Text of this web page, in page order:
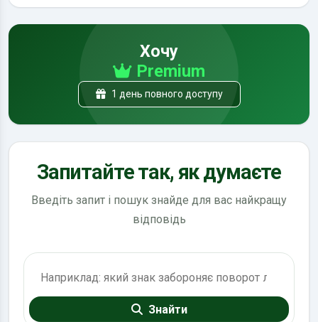
Хочу
Premium
1 день повного доступу
Запитайте так, як думаєте
Введіть запит і пошук знайде для вас найкращу
відповідь
Знайти